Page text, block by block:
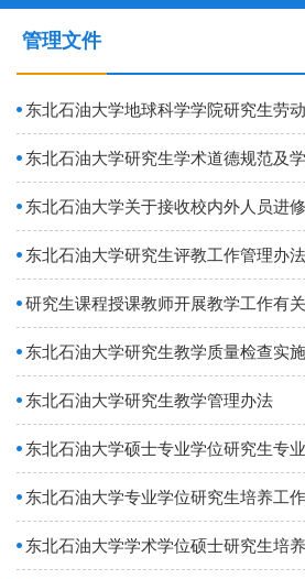
管理文件
东北石油大学研究生教学管理办法